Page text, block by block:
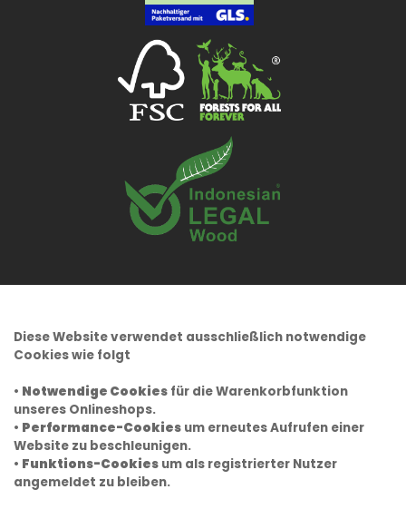
Diese Website verwendet ausschließlich notwendige
Cookies wie folgt
• Notwendige Cookies für die Warenkorbfunktion
unseres Onlineshops.
• Performance-Cookies um erneutes Aufrufen einer
Website zu beschleunigen.
• Funktions-Cookies um als registrierter Nutzer
angemeldet zu bleiben.